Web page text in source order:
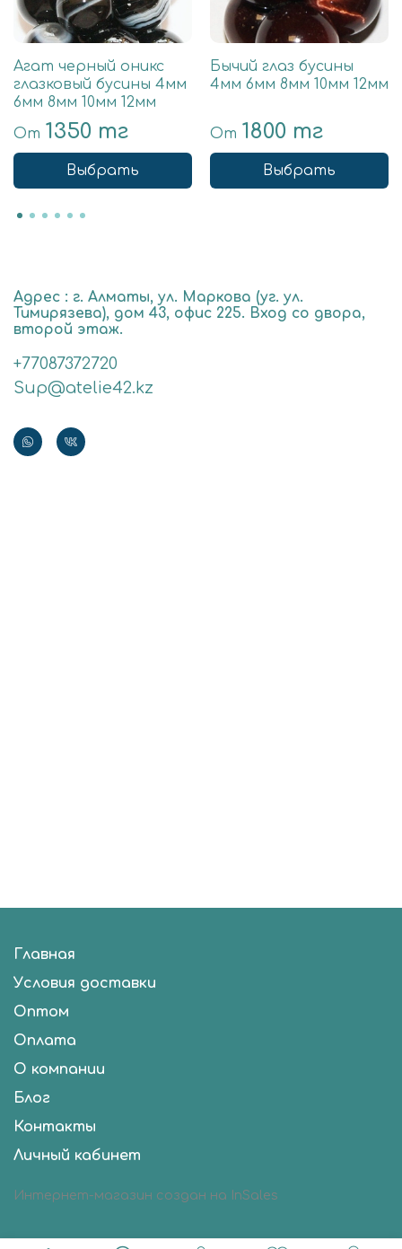
Агат черный оникс
глазковый бусины 4мм
6мм 8мм 10мм 12мм
От 1350 тг
Выбрать
Бычий глаз бусины
4мм 6мм 8мм 10мм 12мм
От 1800 тг
Выбрать
Адрес : г. Алматы, ул. Маркова (уг. ул.
Тимирязева), дом 43, офис 225. Вход со двора,
второй этаж.
+77087372720
Sup@atelie42.kz
Главная
Условия доставки
Оптом
Оплата
О компании
Блог
Контакты
Личный кабинет
Интернет-магазин создан на InSales